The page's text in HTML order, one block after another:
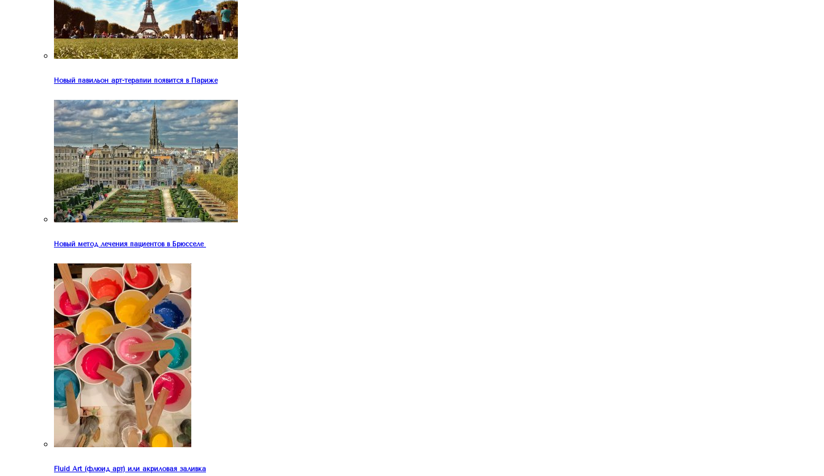
Новый павильон арт-терапии появится в Париже
Новый метод лечения пациентов в Брюсселе
Fluid Art (флюид арт) или акриловая заливка